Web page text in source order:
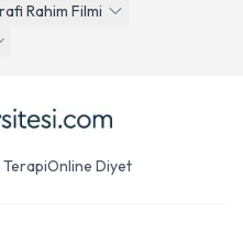
Rahim Filmi
Online Diyet